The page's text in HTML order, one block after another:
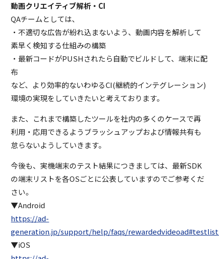
動画クリエイティブ解析・CI
QAチームとしては、
・不適切な広告が紛れ込まないよう、動画内容を解析して
素早く検知する仕組みの構築
・最新コードがPUSHされたら自動でビルドして、端末に配
布
など、より効率的ないわゆるCI(継続的インテグレーション)
環境の実現をしていきたいと考えております。
また、これまで構築したツールを社内の多くのケースで再
利用・応用できるようブラッシュアップおよび情報共有も
怠らないようしていきます。
今後も、実機端末のテスト結果につきましては、最新SDK
の端末リストを各OSごとに公表していますのでご参考くだ
さい。
▼Android
https://ad-
generation.jp/support/help/faqs/
▼iOS